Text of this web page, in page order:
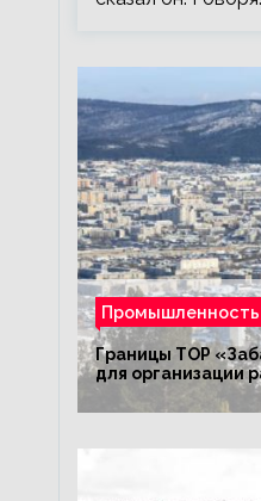
Промышленность
Границы ТОР
для организации
промышленных